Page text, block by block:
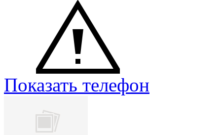
Показать телефон